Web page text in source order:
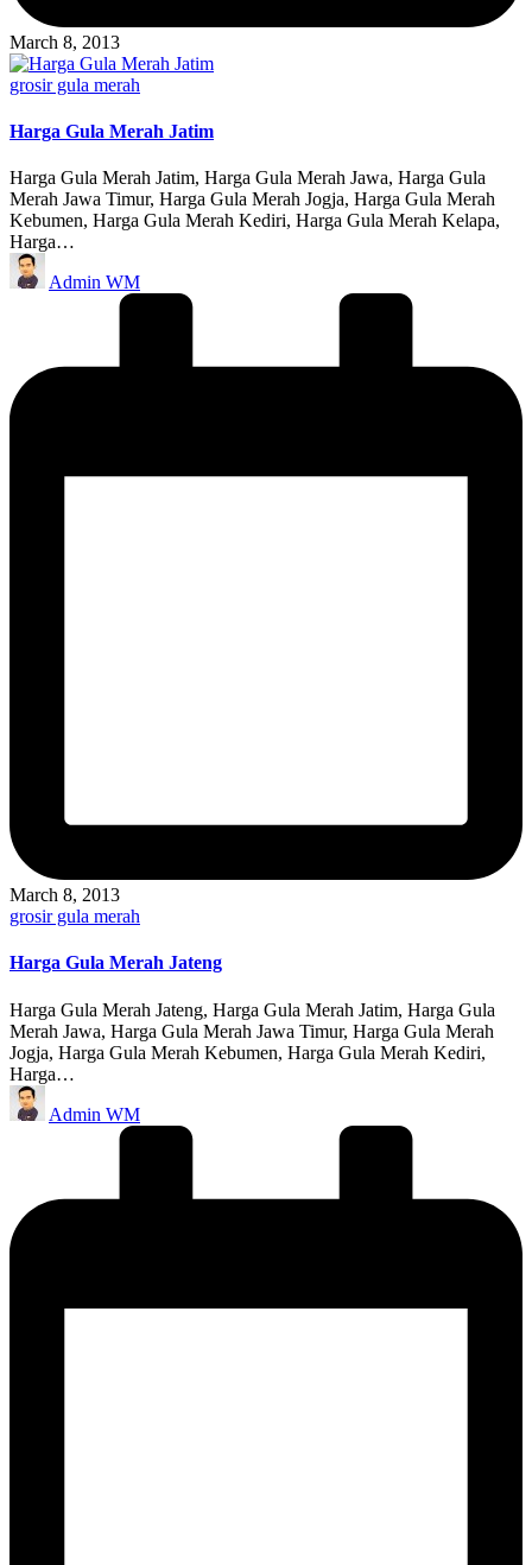
March 8, 2013
Posted
grosir gula merah
Harga Gula Merah Jatim
Harga Gula Merah Jatim, Harga Gula Merah Jawa, Harga Gula
Merah Jawa Timur, Harga Gula Merah Jogja, Harga Gula Merah
Kebumen, Harga Gula Merah Kediri, Harga Gula Merah Kelapa,
Harga…
Posted
by
Admin WM
March 8, 2013
Posted
grosir gula merah
Harga Gula Merah Jateng
Harga Gula Merah Jateng, Harga Gula Merah Jatim, Harga Gula
Merah Jawa, Harga Gula Merah Jawa Timur, Harga Gula Merah
Jogja, Harga Gula Merah Kebumen, Harga Gula Merah Kediri,
Harga…
Posted
by
Admin WM